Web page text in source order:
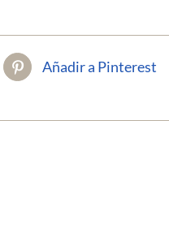
Añadir a Pinterest